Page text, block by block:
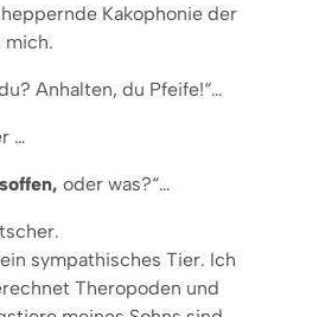
Kakophonie der
mich.
Anhalten, du Pfeife!“…
…
oder was?“…
sympathisches Tier. Ich
Theropoden und